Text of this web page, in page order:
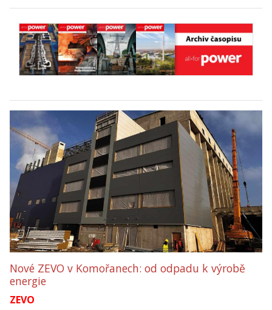
Nové ZEVO v Komořanech: od odpadu k výrobě
energie
ZEVO